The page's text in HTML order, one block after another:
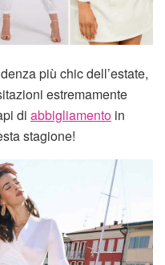
più chic dell’estate,
estremamente
di abbigliamento in
stagione!